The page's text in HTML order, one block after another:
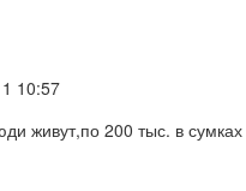
10:57
живут,по 200 тыс. в сумках